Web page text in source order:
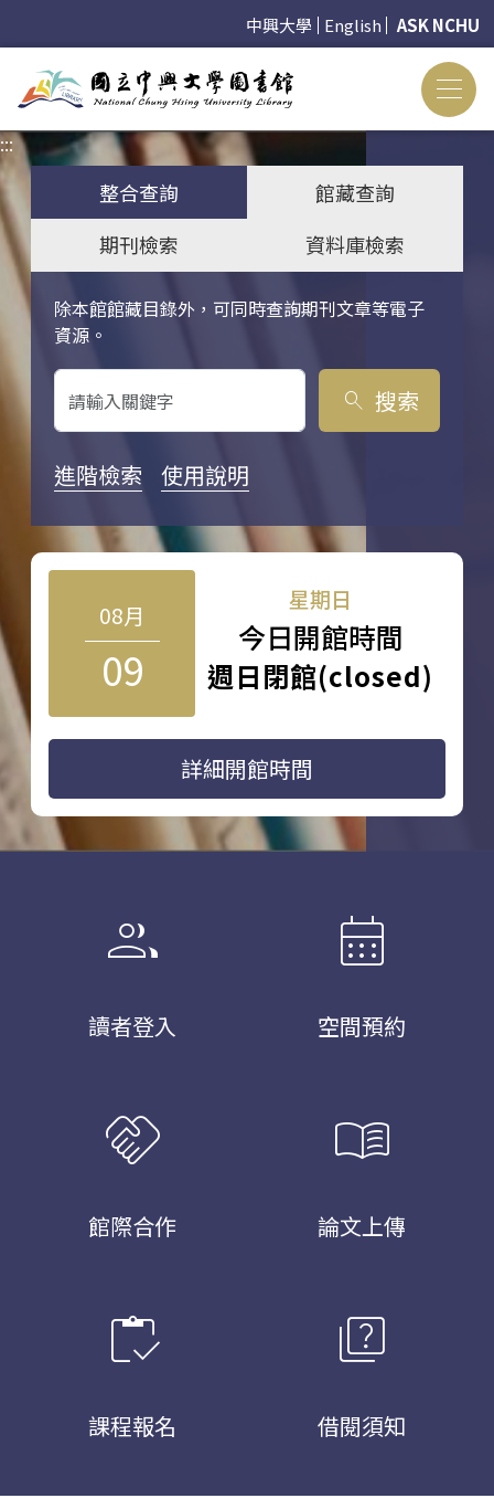
中興大學 English ASK NCHU
:::
整合查詢
館藏查詢
期刊檢索
資料庫檢索
除本館館藏目錄外，可同時查詢期刊文章等電子
資源。
關鍵字搜尋
search 搜索
進階檢索 使用說明
08月
09
星期日
今日開館時間
週日閉館(closed)
詳細開館時間
group
讀者登入
calendar_month
空間預約
handshake
館際合作
menu_book
論文上傳
inventory
課程報名
quiz
借閱須知